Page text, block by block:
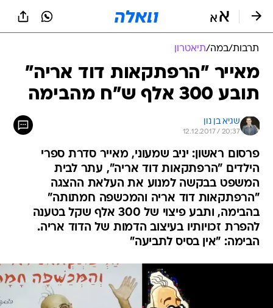
תרבות/במה/תיאטרון
מאייר "הרפתקאות דוד אריה"
תובע 300 אלף ש"ח מהבימה
שגיא בן נון
12.12.2017 / 20:37
פרסום ראשון: יניב שמעוני, מאייר סדרת ספרי
הילדים "הרפתקאות דוד אריה", עתר לבית
המשפט בבקשה למנוע את העלאת ההצגה
"הרפתקאות דוד אריה והמכשפה חמתותה"
בהבימה, ותבע פיצוי של 300 אלף שקל בטענה
להפרת זכויותיו בעיצוב הדמות של הדוד אריה.
הבימה: "אין בסיס לתביעה"